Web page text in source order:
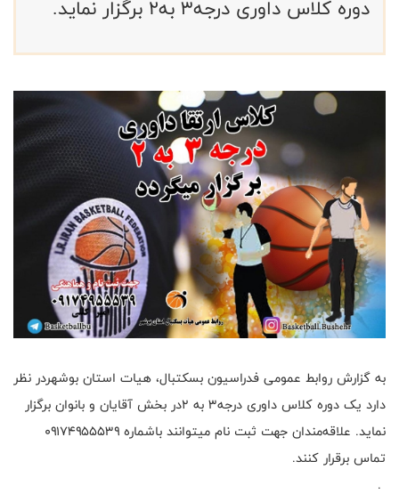
دوره کلاس داوری درجه3 به2 برگزار نماید.
به گزارش روابط عمومی فدراسیون بسکتبال، هیات استان بوشهردر نظر
دارد یک دوره کلاس داوری درجه3 به 2در بخش آقایان و بانوان برگزار
نماید. علاقه‌مندان جهت ثبت نام میتوانند باشماره ۰۹۱۷۴۹۵۵۵۳۹
تماس برقرار کنند.
.